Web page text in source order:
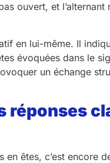
ouvert, et
en lui-même. Il
évoquées dans le
un échange
réponses
êtes, c’est encore